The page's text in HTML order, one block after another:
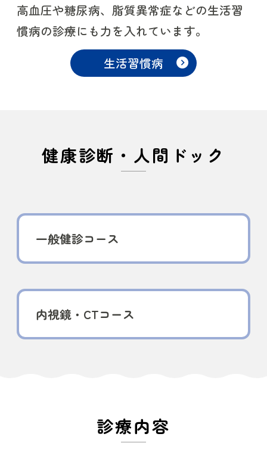
高血圧や糖尿病、脂質異常症などの生活習
慣病の診療にも力を入れています。
生活習慣病
健康診断・人間ドック
一般健診コース
内視鏡・CTコース
診療内容